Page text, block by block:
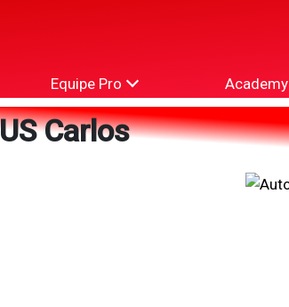
Equipe Pro Academy
Carlos